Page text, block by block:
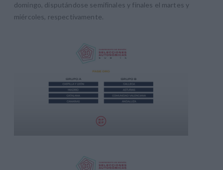
domingo, disputándose semifinales y finales el martes y
miércoles, respectivamente.